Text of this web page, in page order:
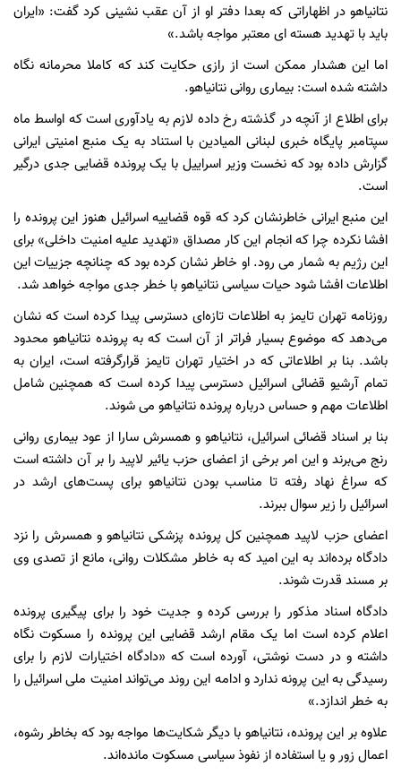
نتانیاهو در اظهاراتی که بعدا دفتر او از آن عقب نشینی کرد گفت: «ایران
باید با تهدید هسته ای معتبر مواجه باشد.»
اما این هشدار ممکن است از رازی حکایت کند که کاملا محرمانه نگاه
داشته شده است: بیماری روانی نتانیاهو.
برای اطلاع از آنچه در گذشته رخ داده لازم به یادآوری است که اواسط ماه
سپتامبر پایگاه خبری لبنانی المیادین با استناد به یک منبع امنیتی ایرانی
گزارش داده بود که نخست وزیر اسراییل با یک پرونده قضایی جدی درگیر
است.
این منبع ایرانی خاطرنشان کرد که قوه قضاییه اسرائیل هنوز این پرونده را
افشا نکرده چرا که انجام این کار مصداق «تهدید علیه امنیت داخلی» برای
این رژیم به شمار می رود. او خاطر نشان کرده بود که چنانچه جزییات این
اطلاعات افشا شود حیات سیاسی نتانیاهو با خطر جدی مواجه خواهد شد.
روزنامه تهران تایمز به اطلاعات تازه‌ای دسترسی پیدا کرده است که نشان
می‌دهد که موضوع بسیار فراتر از آن است که به پرونده نتانیاهو محدود
باشد. بنا بر اطلاعاتی که در اختیار تهران تایمز قرارگرفته است،‌ ایران به
تمام آرشیو قضائی اسرائیل دسترسی پیدا کرده است که همچنین شامل
اطلاعات مهم و حساس درباره پرونده نتانیاهو می شوند.
بنا بر اسناد قضائی اسرائیل،‌ نتانیاهو و همسرش سارا از عود بیماری روانی
رنج می‌برند و این امر برخی از اعضای حزب یائیر لاپید را بر آن داشته است
که سراغ نهاد رفته تا مناسب بودن نتانیاهو برای پست‌های ارشد در
اسرائیل را زیر سوال ببرند.
اعضای حزب لاپید همچنین کل پرونده پزشکی نتانیاهو و همسرش را نزد
دادگاه برده‌اند به این امید که به خاطر مشکلات روانی، مانع از تصدی وی
بر مسند قدرت شوند.
دادگاه اسناد مذکور را بررسی کرده و جدیت خود را برای پیگیری پرونده
اعلام کرده است اما یک مقام ارشد قضایی این پرونده را مسکوت نگاه
داشته و در دست نوشتی،‌ آورده است که «دادگاه اختیارات لازم را برای
رسیدگی به این پرونه ندارد و ادامه این روند می‌تواند امنیت ملی اسرائیل را
به خطر اندازد.»
علاوه بر این پرونده،‌ نتانیاهو با دیگر شکایت‌ها مواجه بود که بخاطر رشوه،‌
اعمال زور و یا استفاده از نفوذ سیاسی مسکوت مانده‌اند.